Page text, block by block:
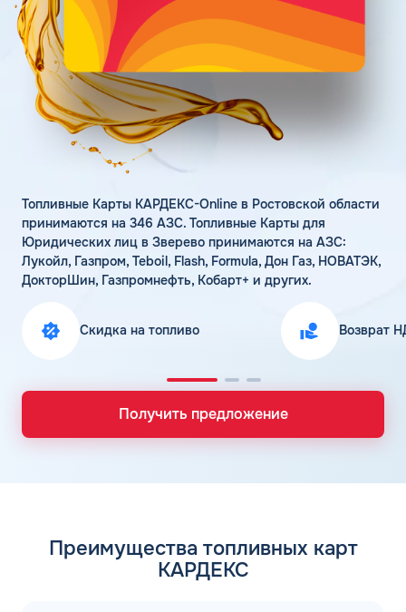
Статьи
Цена бензина и ДТ
Личный кабинет
Карта АЗС
Получить консультацию
Топливные Карты КАРДЕКС-Online в Ростовской области
принимаются на 346 АЗС. Топливные Карты для
Юридических лиц в Зверево принимаются на АЗС:
Лукойл, Газпром, Teboil, Flash, Formula, Дон Газ, НОВАТЭК,
ДокторШин, Газпромнефть, Кобарт+ и других.
Скидка на топливо Возврат
Получить предложение
Преимущества топливных карт
КАРДЕКС